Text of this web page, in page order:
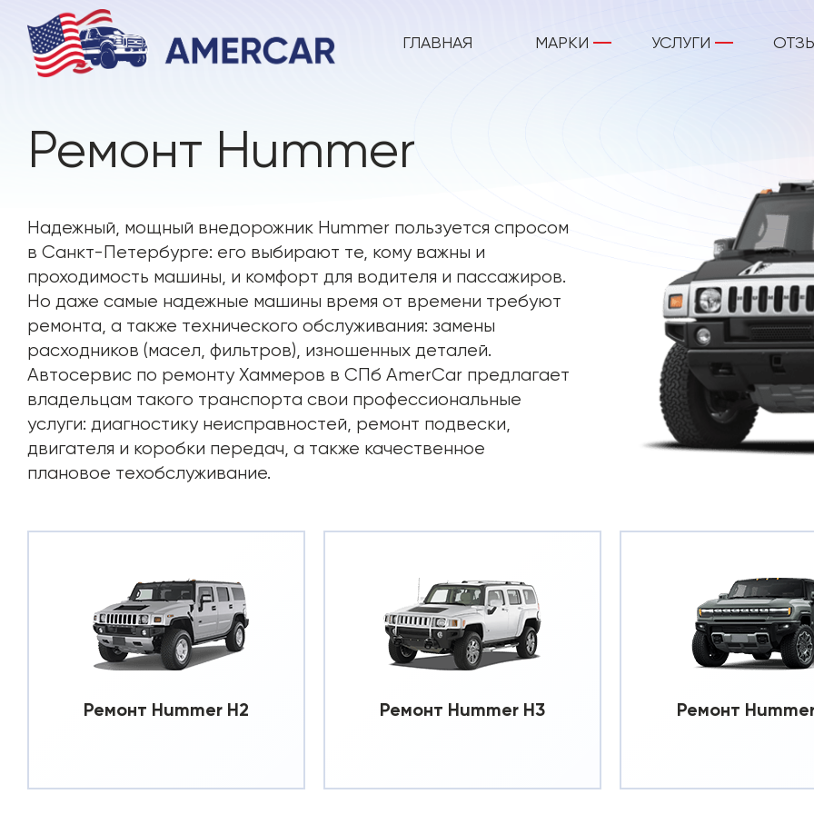
ГЛАВНАЯ МАРКИ УСЛУГИ
Ремонт Hummer
Надежный, мощный внедорожник Hummer пользуется спросом
в Санкт-Петербурге: его выбирают те, кому важны и
проходимость машины, и комфорт для водителя и пассажиров.
Но даже самые надежные машины время от времени требуют
ремонта, а также технического обслуживания: замены
расходников (масел, фильтров), изношенных деталей.
Автосервис по ремонту Хаммеров в СПб AmerCar предлагает
владельцам такого транспорта свои профессиональные
услуги: диагностику неисправностей, ремонт подвески,
двигателя и коробки передач, а также качественное
плановое техобслуживание.
Ремонт Hummer H2 Ремонт Hummer H3 Ремонт